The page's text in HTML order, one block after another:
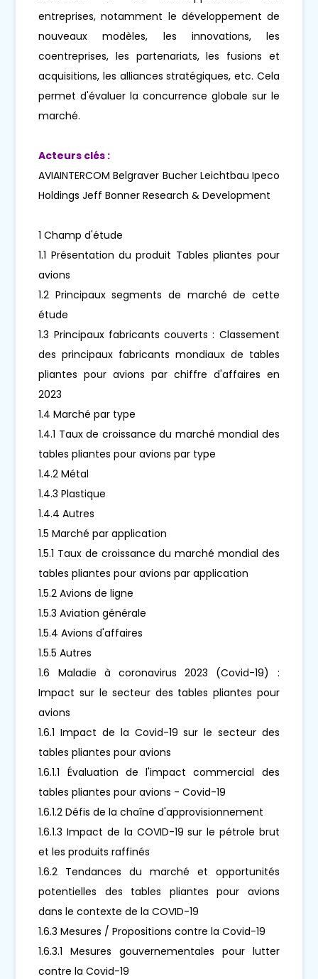
entreprises, notamment le développement de
nouveaux modèles, les innovations, les
coentreprises, les partenariats, les fusions et
acquisitions, les alliances stratégiques, etc. Cela
permet d'évaluer la concurrence globale sur le
marché.
Acteurs clés :
AVIAINTERCOM Belgraver Bucher Leichtbau Ipeco
Holdings Jeff Bonner Research & Development
1 Champ d'étude
1.1 Présentation du produit Tables pliantes pour
avions
1.2 Principaux segments de marché de cette
étude
1.3 Principaux fabricants couverts : Classement
des principaux fabricants mondiaux de tables
pliantes pour avions par chiffre d'affaires en
2023
1.4 Marché par type
1.4.1 Taux de croissance du marché mondial des
tables pliantes pour avions par type
1.4.2 Métal
1.4.3 Plastique
1.4.4 Autres
1.5 Marché par application
1.5.1 Taux de croissance du marché mondial des
tables pliantes pour avions par application
1.5.2 Avions de ligne
1.5.3 Aviation générale
1.5.4 Avions d'affaires
1.5.5 Autres
1.6 Maladie à coronavirus 2023 (Covid-19) :
Impact sur le secteur des tables pliantes pour
avions
1.6.1 Impact de la Covid-19 sur le secteur des
tables pliantes pour avions
1.6.1.1 Évaluation de l'impact commercial des
tables pliantes pour avions - Covid-19
1.6.1.2 Défis de la chaîne d'approvisionnement
1.6.1.3 Impact de la COVID-19 sur le pétrole brut
et les produits raffinés
1.6.2 Tendances du marché et opportunités
potentielles des tables pliantes pour avions
dans le contexte de la COVID-19
1.6.3 Mesures / Propositions contre la Covid-19
1.6.3.1 Mesures gouvernementales pour lutter
contre la Covid-19